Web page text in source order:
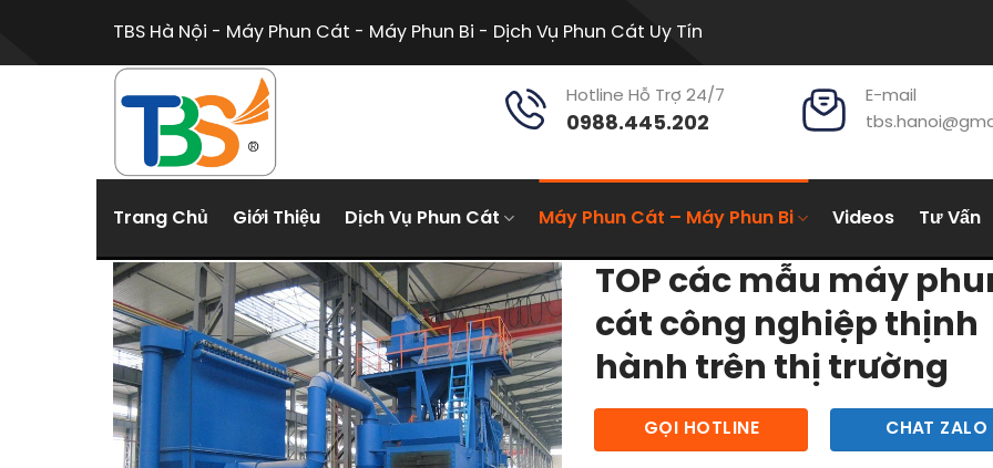
nội
TBS Hà Nội - Máy Phun Cát - Máy Phun Bi - Dịch Vụ Phun Cát Uy Tín
Hotline Hỗ Trợ 24/7
0988.445.202
E-mail
Trang Chủ Giới Thiệu Dịch Vụ Phun Cát Máy Phun Cát – Máy Phun Bi Videos Tư Vấn
TOP các mẫu máy
cát công nghiệp thịnh
hành trên thị trường
GỌI HOTLINE CHAT ZALO